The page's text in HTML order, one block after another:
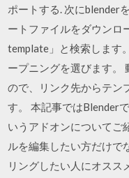
ポートする. 次にblender
ートファイルをダウンロ
template」と検索します
ープニングを選びます。
ので、リンク先からテン
す。 本記事ではBlender
いうアドオンについて
ルを編集したい方だけ
リングしたい人にオスス